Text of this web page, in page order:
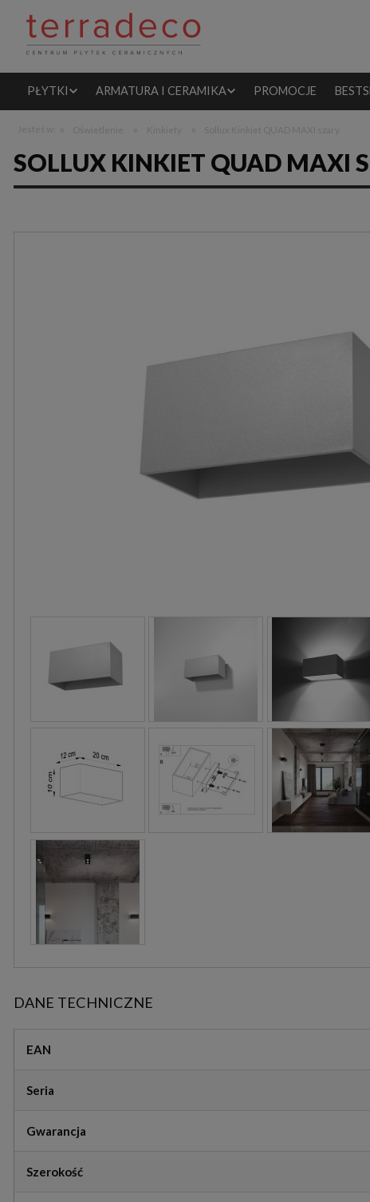
PŁYTKI ARMATURA I CERAMIKA PROMOCJE
SOLLUX KINKIET QUAD MAXI
DANE TECHNICZNE
EAN
Seria
Gwarancja
Szerokość